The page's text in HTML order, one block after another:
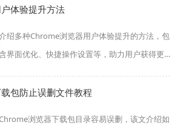
体验提升方法
绍多种Chrome浏览器用户体验提升的方法，包
界面优化、快捷操作设置等，助力用户获得更
包防止误删文件教程
Chrome浏览器下载包目录容易误删，该文介绍如